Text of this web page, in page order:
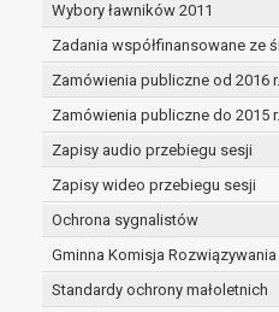
Wybory ławników 2011
Zadania współfinansowane ze
Zamówienia publiczne od 2016 r.
Zamówienia publiczne do 2015 r.
Zapisy audio przebiegu sesji
Zapisy wideo przebiegu sesji
Ochrona sygnalistów
Gminna Komisja
Standardy ochrony małoletnich
podstawie zgody przed
Przysługuje Pani/
niezgodne z prawem
administratora.
Organem właściwym
Osobowych.
W zależności od sfery,
osobowych jest
Pani/Pana dane nie
decyzji, w tym również